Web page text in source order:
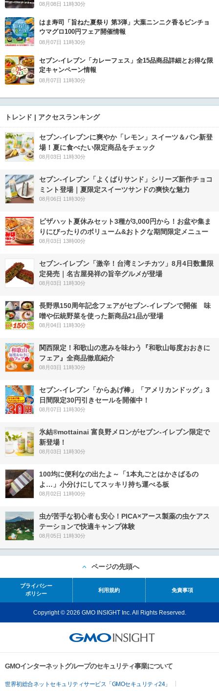
08月08日 11時30分
はま寿司「旨ねた夏祭り 第3弾」大葉ニンニク香るビンチョ
ウマグロ100円フェア開催情報
08月07日 11時30分
セブン‐イレブン「カレーフェス」全15品商品詳細とお得な限
定キャンペーン情報
08月07日 11時30分
トレンド | アクセスランキング
セブン‐イレブンに爽やか「レモン」スイーツ＆パン新登
場！夏に食べたい限定商品をチェック
08月03日 11時30分
セブン‐イレブン「よくばりサンド」シリーズ新作チョコ
ミント登場｜夏限定スイーツサンドの爽快な魅力
08月06日 11時30分
ピザハット夏休みセット3種が3,000円から！お盆や集ま
りにぴったりのボリューム&おトクな期間限定メニュー
08月03日 13時00分
セブン-イレブン「激辛！台湾ミンチカツ」8月4日数量限
定発売｜名古屋発祥の旨辛グルメが登場
08月03日 11時30分
長野県150周年記念フェアがセブン-イレブンで開催 味
噌や伝統野菜を使った新商品21品が登場
08月04日 11時30分
関西限定！和歌山の恵みを味わう『和歌山毎度おおきに
フェア』全商品徹底紹介
08月03日 11時30分
セブン‐イレブン「からあげ棒」「アメリカンドッグ」3
日間限定30円引きセールを開催中！
08月07日 11時30分
氷結®mottainai 富良野メロンがセブン‐イレブン限定で
新登場！
08月03日 11時30分
100均に便利なの出たよ～「1本丸ごとはかさばるの
よ…」小分けにしてスッキリ持ち運べる板
08月02日 11時00分
虫が苦手な初心者も安心！PICA×アース製薬の虫ケアス
テーションで快適キャンプ体験
08月05日 11時30分
ページの先頭へ
プライバシー
ポリシー
利用規約 免責事項
Copyright © 2026 GMO INSIGHT Inc. All Rights Reserved.
GMOインターネットグループのセキュリティ事業について
世界初総合ネットセキュリティサービス「GMOセキュリティ24」